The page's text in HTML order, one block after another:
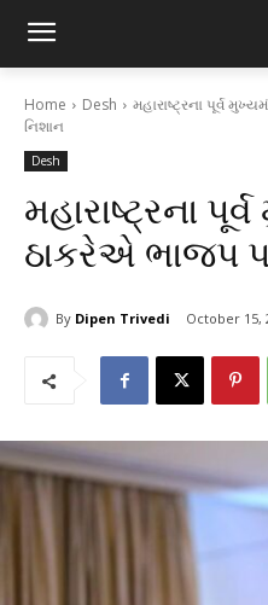
Home Desh
મહારાષ્ટ્રના પૂર્વ
નિશાન
Desh
મહારાષ્ટ્રના
ઠાકરેએ ભાજપ
By Dipen Trivedi October 15,